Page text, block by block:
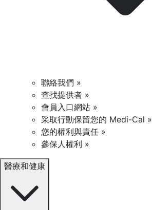
聯絡我們 »
查找提供者 »
會員入口網站 »
采取行動保留您的 Medi-Cal »
您的權利與責任 »
參保人權利 »
醫療和健康